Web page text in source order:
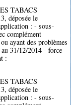
TABACS
déposée le
: - sous-
complément
ayant des problèmes
31/12/2014 - force
:
TABACS
déposée le
: - sous-